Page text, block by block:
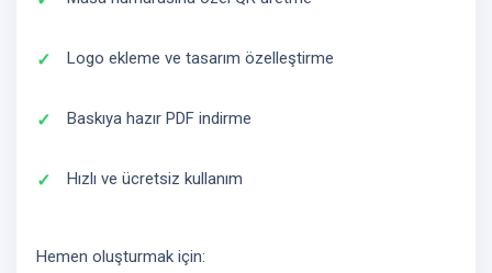
Logo ekleme ve tasarım özelleştirme
Baskıya hazır PDF indirme
Hızlı ve ücretsiz kullanım
Hemen oluşturmak için: